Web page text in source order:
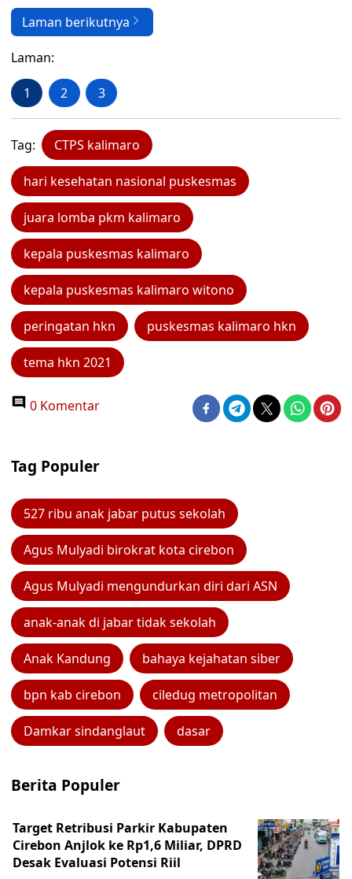
Laman berikutnya
Laman:
1 2 3
Tag: CTPS kalimaro
hari kesehatan nasional puskesmas
juara lomba pkm kalimaro
kepala puskesmas kalimaro
kepala puskesmas kalimaro witono
peringatan hkn puskesmas kalimaro hkn
tema hkn 2021
0 Komentar
Tag Populer
527 ribu anak jabar putus sekolah
Agus Mulyadi birokrat kota cirebon
Agus Mulyadi mengundurkan diri dari ASN
anak-anak di jabar tidak sekolah
Anak Kandung bahaya kejahatan siber
bpn kab cirebon ciledug metropolitan
Damkar sindanglaut dasar
Berita Populer
Target Retribusi Parkir Kabupaten
Cirebon Anjlok ke Rp1,6 Miliar, DPRD
Desak Evaluasi Potensi Riil